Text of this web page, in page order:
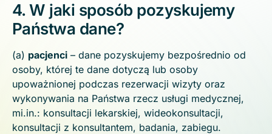
4. W jaki sposób pozyskujemy
Państwa dane?
(a) pacjenci – dane pozyskujemy bezpośrednio od
osoby, której te dane dotyczą lub osoby
upoważnionej podczas rezerwacji wizyty oraz
wykonywania na Państwa rzecz usługi medycznej,
mi.in.: konsultacji lekarskiej, wideokonsultacji,
konsultacji z konsultantem, badania, zabiegu.